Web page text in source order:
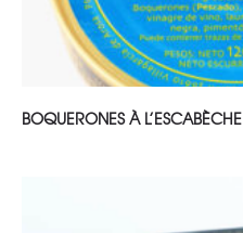
AJOUTER AU PANIER
BOQUERONES À L’ESCABÈCHE